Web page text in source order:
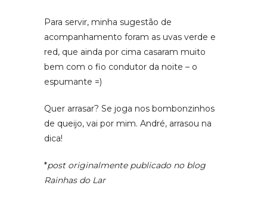
Para servir, minha sugestão de
acompanhamento foram as uvas verde e
red, que ainda por cima casaram muito
bem com o fio condutor da noite – o
espumante =)
Quer arrasar? Se joga nos bombonzinhos
de queijo, vai por mim. André, arrasou na
dica!
*post originalmente publicado no blog
Rainhas do Lar